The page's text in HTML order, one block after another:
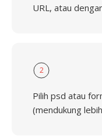
URL, atau
2
Pilih psd atau
(mendukung